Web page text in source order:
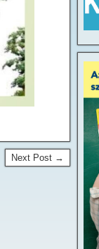
Next Post →